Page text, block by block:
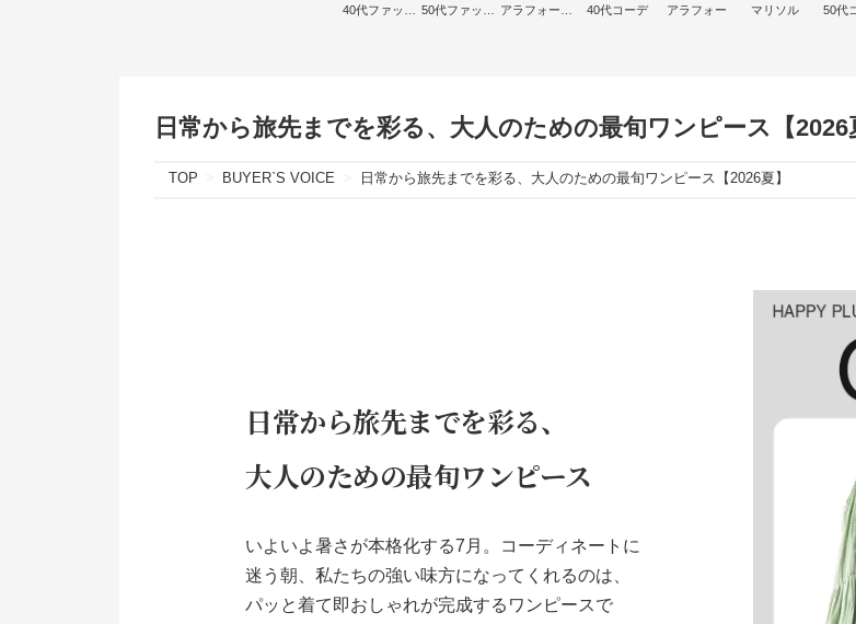
40代コーデ アラフォー マリソル 50代
日常から旅先までを彩る、大人のための最旬ワンピース【2026
TOP BUYER`S VOICE 日常から旅先までを彩る、大人のための最旬ワンピース【2026夏】
日常から旅先までを彩る、
大人のための最旬ワンピース
いよいよ暑さが本格化する7月。コーディネートに
迷う朝、私たちの強い味方になってくれるのは、
パッと着て即おしゃれが完成するワンピースで